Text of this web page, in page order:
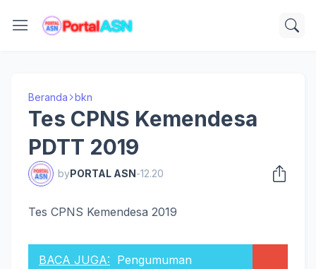
Beranda bkn
Tes CPNS Kemendesa
PDTT 2019
byPORTAL ASN-12.20
Tes CPNS Kemendesa 2019
BACA JUGA: Pengumuman